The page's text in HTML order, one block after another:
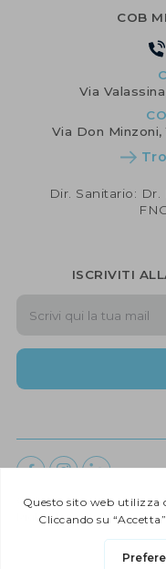
COB
Via
Via Don
Dir. Sanitario:
ISCRIVITI
COB Medicina e Salute ©
Rights Reserved |Privacy